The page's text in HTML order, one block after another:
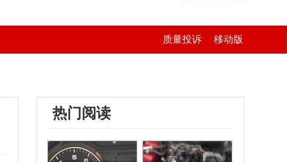
质量投诉 移动版
热门阅读